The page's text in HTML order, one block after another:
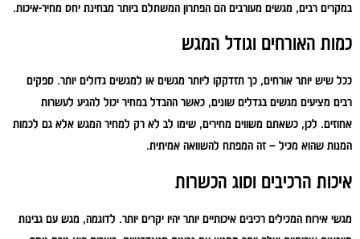
במקרים רבים, מגשים מעורבים הם הפתרון המשתלם ביותר מבחינת יחס מחיר-איכות.
כמות האורחים וגודל המגש
ככל שיש יותר אורחים, כך תזדקקו ליותר מגשים או למגשים גדולים יותר. ספקים
רבים מציעים מגשים בגדלים שונים, כאשר ההבדל במחיר יכול להגיע לעשרות
אחוזים. לכן, כשאתם משווים מחירים, שימו לב לא רק למחיר המגש אלא גם לכמות
המנות שהוא מכיל – זה המפתח להשוואה אמיתית.
איכות הרכיבים וסוג הכשרות
מגשי אירוח המכילים רכיבים איכותיים יותר יהיו יקרים יותר. לדוגמה, מגש עם גבינות